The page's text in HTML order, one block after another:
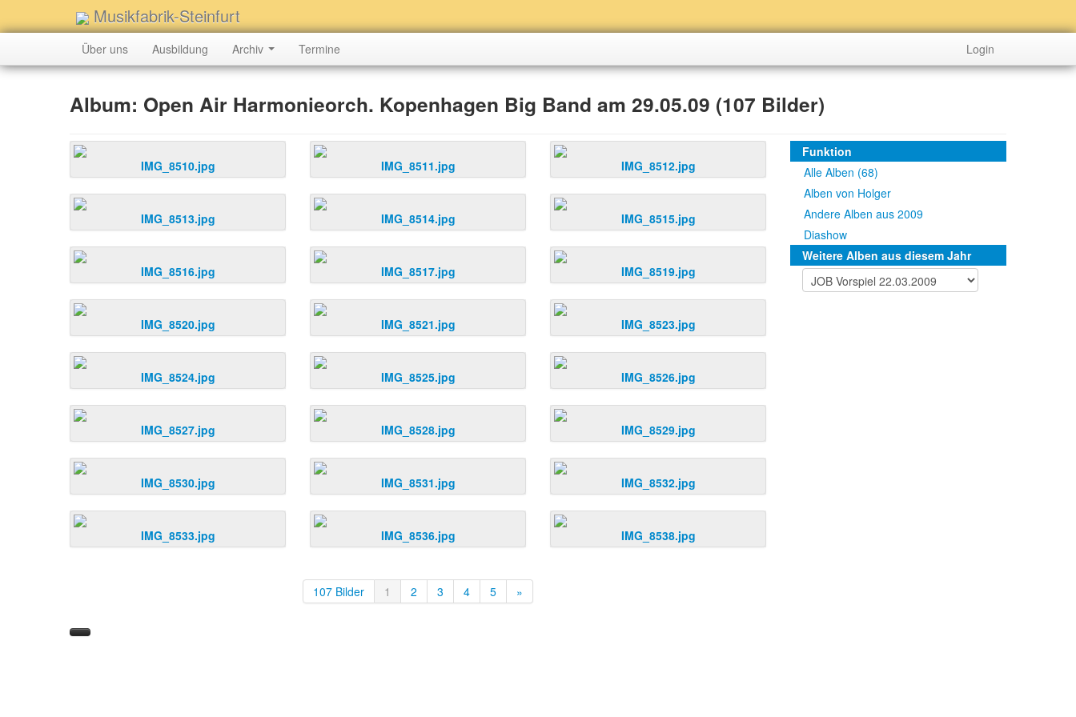
Musikfabrik-Steinfurt
Über uns Ausbildung Archiv Termine Login
Album: Open Air Harmonieorch. Kopenhagen Big Band am 29.05.09 (107 Bilder)
IMG_8510.jpg IMG_8511.jpg IMG_8512.jpg
IMG_8513.jpg IMG_8514.jpg IMG_8515.jpg
IMG_8516.jpg IMG_8517.jpg IMG_8519.jpg
IMG_8520.jpg IMG_8521.jpg IMG_8523.jpg
IMG_8524.jpg IMG_8525.jpg IMG_8526.jpg
IMG_8527.jpg IMG_8528.jpg IMG_8529.jpg
IMG_8530.jpg IMG_8531.jpg IMG_8532.jpg
IMG_8533.jpg IMG_8536.jpg IMG_8538.jpg
107 Bilder 1 2 3 4 5 »
Funktion
Alle Alben (68)
Alben von Holger
Andere Alben aus 2009
Diashow
Weitere Alben aus diesem Jahr